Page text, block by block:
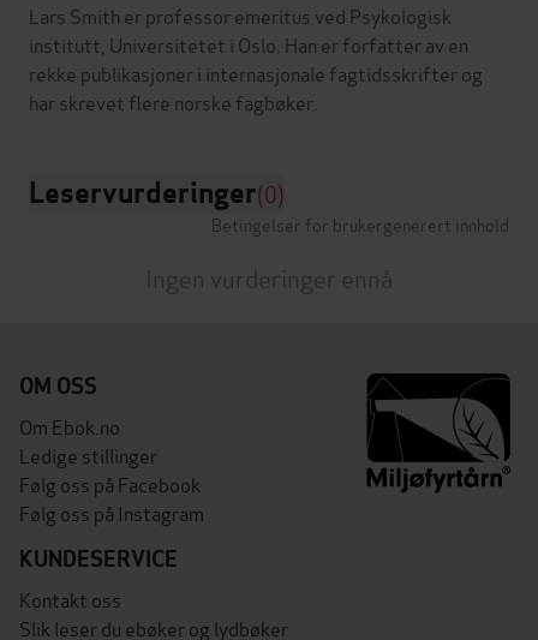
Lars Smith er professor emeritus ved Psykologisk
institutt, Universitetet i Oslo. Han er forfatter av en
rekke publikasjoner i internasjonale fagtidsskrifter og
Leservurderinger(0)
Betingelser for brukergenerert innhold
Ingen vurderinger ennå
OM OSS
Om Ebok.no
Ledige stillinger
Følg oss på Facebook
Følg oss på Instagram
KUNDESERVICE
Kontakt oss
Slik leser du ebøker og lydbøker